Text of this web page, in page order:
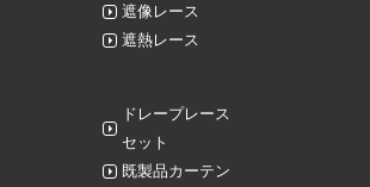
遮像レース
遮熱レース
ドレープレース
セット
既製品カーテン